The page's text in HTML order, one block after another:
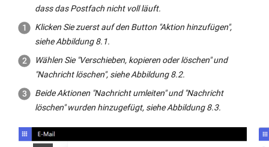
dass das Postfach nicht voll läuft.
Klicken Sie zuerst auf den Button "Aktion hinzufügen",
siehe Abbildung 8.1.
Wählen Sie "Verschieben, kopieren oder löschen" und
"Nachricht löschen", siehe Abbildung 8.2.
Beide Aktionen "Nachricht umleiten" und "Nachricht
löschen" wurden hinzugefügt, siehe Abbildung 8.3.